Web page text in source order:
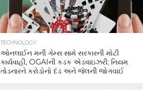
TECHNOLOGY
ઓનલાઈન મની ગેમ્સ સામે સરકારની મોટી
કાર્યવાહી, OGAIની કડક એડવાઇઝરી; નિયમ
તોડનારને કરોડોનો દંડ અને જેલની જોગવાઈ